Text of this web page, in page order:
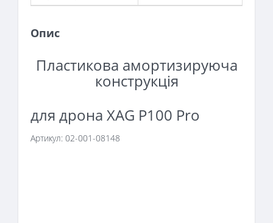
Опис
Пластикова амортизируюча
конструкція
для дрона XAG P100 Pro
Артикул: 02-001-08148